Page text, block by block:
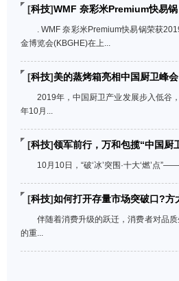
[科技]WMF 奈彩米Premium快易
. WMF 奈彩米Premium快易锅荣获
金博览会(KBGHE)在上...
[科技]美的蒸烤箱亮相中国厨卫峰
2019年，中国厨卫产业发展步入低谷
年10月...
[科技]领军前行，万和包揽“中国厨
10月10日，“破‘冰’突围·十大‘燃’点
[科技]如何打开存量市场突破口?方
伴随着消费升级的跃迁，消费者对品
的重...